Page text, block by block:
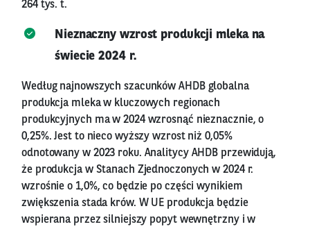
264 tys. t.
Nieznaczny wzrost produkcji mleka na
świecie 2024 r.
Według najnowszych szacunków AHDB globalna
produkcja mleka w kluczowych regionach
produkcyjnych ma w 2024 wzrosnąć nieznacznie, o
0,25%. Jest to nieco wyższy wzrost niż 0,05%
odnotowany w 2023 roku. Analitycy AHDB przewidują,
że produkcja w Stanach Zjednoczonych w 2024 r.
wzrośnie o 1,0%, co będzie po części wynikiem
zwiększenia stada krów. W UE produkcja będzie
wspierana przez silniejszy popyt wewnętrzny i w